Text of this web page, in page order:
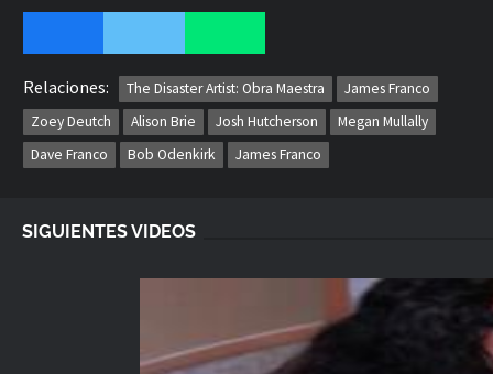
Relaciones: The Disaster Artist: Obra Maestra
James Franco
Zoey Deutch
Alison Brie Josh Hutcherson
Megan Mullally
Dave Franco
Bob Odenkirk James Franco
SIGUIENTES VIDEOS